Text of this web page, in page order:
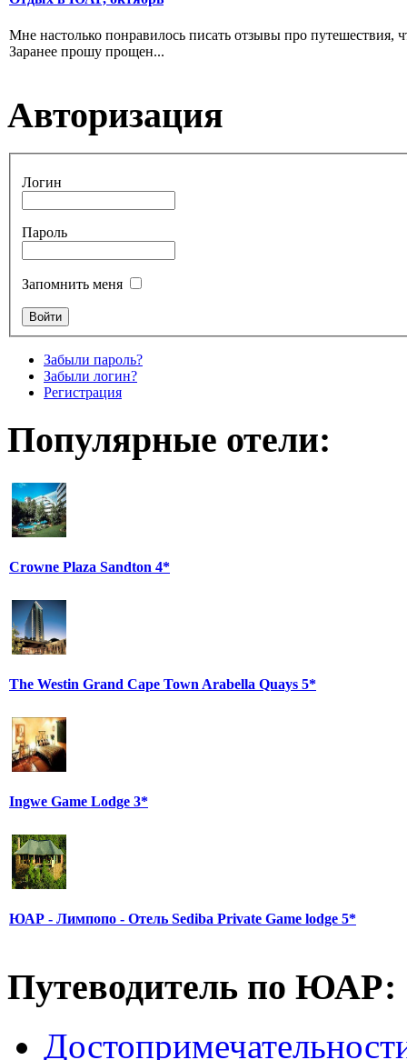
Мне настолько понравилось писать отзывы про путешествия,
Заранее прошу прощен...
Авторизация
Логин
Пароль
Запомнить меня
Забыли пароль?
Забыли логин?
Регистрация
Популярные отели:
Crowne Plaza Sandton 4*
The Westin Grand Cape Town Arabella Quays 5*
Ingwe Game Lodge 3*
ЮАР - Лимпопо - Отель Sediba Private Game lodge 5*
Путеводитель по ЮАР: